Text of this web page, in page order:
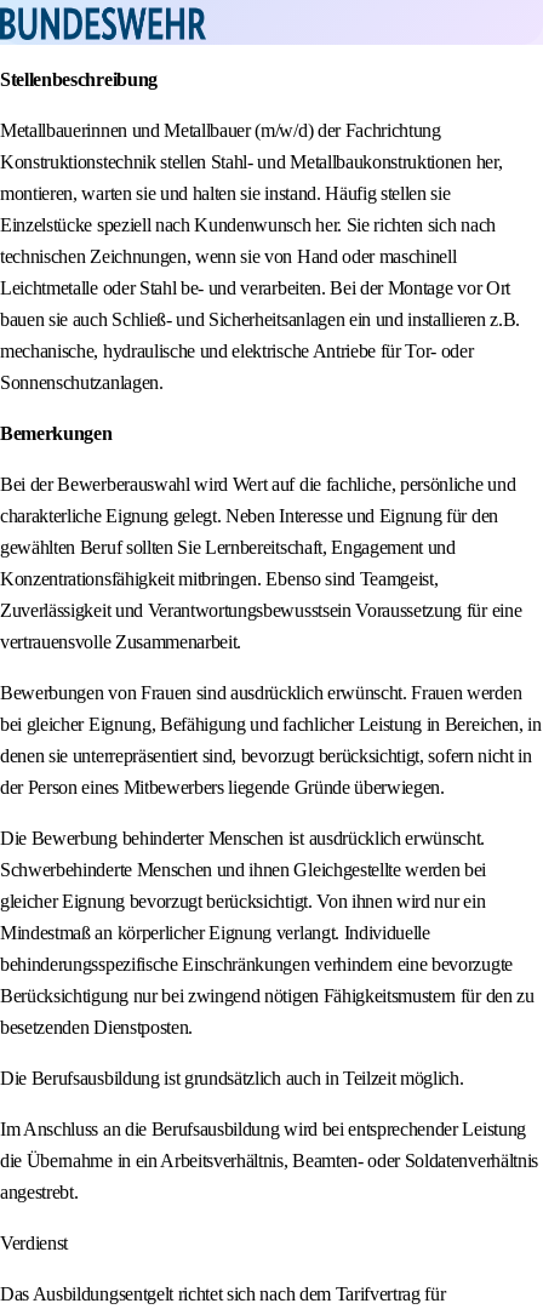
Stellenbeschreibung
Metallbauerinnen und Metallbauer (m/w/d) der Fachrichtung
Konstruktionstechnik stellen Stahl- und Metallbaukonstruktionen her,
montieren, warten sie und halten sie instand. Häufig stellen sie
Einzelstücke speziell nach Kundenwunsch her. Sie richten sich nach
technischen Zeichnungen, wenn sie von Hand oder maschinell
Leichtmetalle oder Stahl be- und verarbeiten. Bei der Montage vor Ort
bauen sie auch Schließ- und Sicherheitsanlagen ein und installieren z.B.
mechanische, hydraulische und elektrische Antriebe für Tor- oder
Sonnenschutzanlagen.
Bemerkungen
Bei der Bewerberauswahl wird Wert auf die fachliche, persönliche und
charakterliche Eignung gelegt. Neben Interesse und Eignung für den
gewählten Beruf sollten Sie Lernbereitschaft, Engagement und
Konzentrationsfähigkeit mitbringen. Ebenso sind Teamgeist,
Zuverlässigkeit und Verantwortungsbewusstsein Voraussetzung für eine
vertrauensvolle Zusammenarbeit.
Bewerbungen von Frauen sind ausdrücklich erwünscht. Frauen werden
bei gleicher Eignung, Befähigung und fachlicher Leistung in Bereichen, in
denen sie unterrepräsentiert sind, bevorzugt berücksichtigt, sofern nicht in
der Person eines Mitbewerbers liegende Gründe überwiegen.
Die Bewerbung behinderter Menschen ist ausdrücklich erwünscht.
Schwerbehinderte Menschen und ihnen Gleichgestellte werden bei
gleicher Eignung bevorzugt berücksichtigt. Von ihnen wird nur ein
Mindestmaß an körperlicher Eignung verlangt. Individuelle
behinderungsspezifische Einschränkungen verhindern eine bevorzugte
Berücksichtigung nur bei zwingend nötigen Fähigkeitsmustern für den zu
besetzenden Dienstposten.
Die Berufsausbildung ist grundsätzlich auch in Teilzeit möglich.
Im Anschluss an die Berufsausbildung wird bei entsprechender Leistung
die Übernahme in ein Arbeitsverhältnis, Beamten- oder Soldatenverhältnis
angestrebt.
Verdienst
Das Ausbildungsentgelt richtet sich nach dem Tarifvertrag für